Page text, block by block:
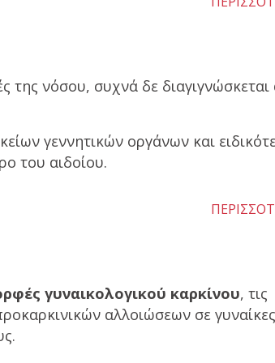
της νόσου, συχνά δε
γεννητικών οργάνων και
του αιδοίου.
γυναικολογικού καρκίνου, τις
αλλοιώσεων σε γυναίκες